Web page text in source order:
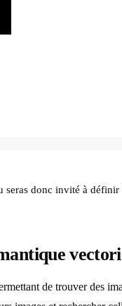
donc invité à
de trouver des